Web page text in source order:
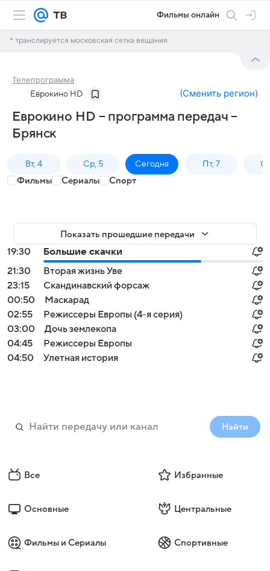
Фильмы онлайн
* транслируется московская сетка вещания
Телепрограмма
Еврокино HD (Сменить регион)
Еврокино HD – программа передач –
Брянск
Вт, 4 Ср, 5 Сегодня Пт, 7
Фильмы Сериалы Спорт
Показать прошедшие передачи
19:30
Большие скачки
21:30
Вторая жизнь Уве
23:15
Скандинавский форсаж
00:50
Маскарад
02:55
Режиссеры Европы (4-я серия)
03:00
Дочь землекопа
04:45
Режиссеры Европы
04:50
Улетная история
Найти
Все Избранные
Основные Центральные
Фильмы и Сериалы Спортивные